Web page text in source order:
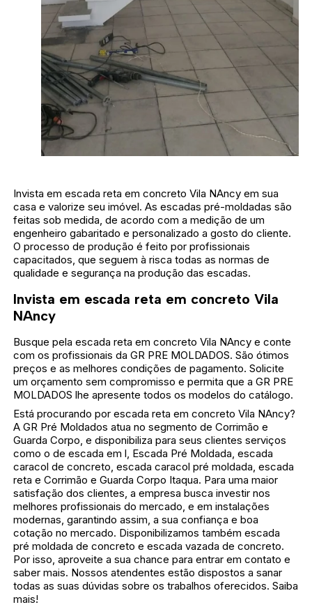
Invista em escada reta em concreto Vila NAncy em sua
casa e valorize seu imóvel. As escadas pré-moldadas são
feitas sob medida, de acordo com a medição de um
engenheiro gabaritado e personalizado a gosto do cliente.
O processo de produção é feito por profissionais
capacitados, que seguem à risca todas as normas de
qualidade e segurança na produção das escadas.
Invista em escada reta em concreto Vila
NAncy
Busque pela escada reta em concreto Vila NAncy e conte
com os profissionais da GR PRE MOLDADOS. São ótimos
preços e as melhores condições de pagamento. Solicite
um orçamento sem compromisso e permita que a GR PRE
MOLDADOS lhe apresente todos os modelos do catálogo.
Está procurando por escada reta em concreto Vila NAncy?
A GR Pré Moldados atua no segmento de Corrimão e
Guarda Corpo, e disponibiliza para seus clientes serviços
como o de escada em l, Escada Pré Moldada, escada
caracol de concreto, escada caracol pré moldada, escada
reta e Corrimão e Guarda Corpo Itaqua. Para uma maior
satisfação dos clientes, a empresa busca investir nos
melhores profissionais do mercado, e em instalações
modernas, garantindo assim, a sua confiança e boa
cotação no mercado. Disponibilizamos também escada
pré moldada de concreto e escada vazada de concreto.
Por isso, aproveite a sua chance para entrar em contato e
saber mais. Nossos atendentes estão dispostos a sanar
todas as suas dúvidas sobre os trabalhos oferecidos. Saiba
mais!